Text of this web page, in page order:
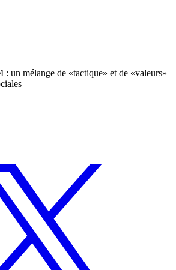
un mélange de «tactique» et de «valeurs»